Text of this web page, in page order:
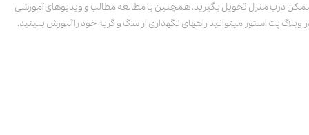
درب منزل تحویل بگیرید. همچنین با مطالعه مطالب و ویدیوهای آموزشی
وبلاگ پت استور میتوانید راههای نگهداری از سگ و گربه خود را آموزش ببینید.